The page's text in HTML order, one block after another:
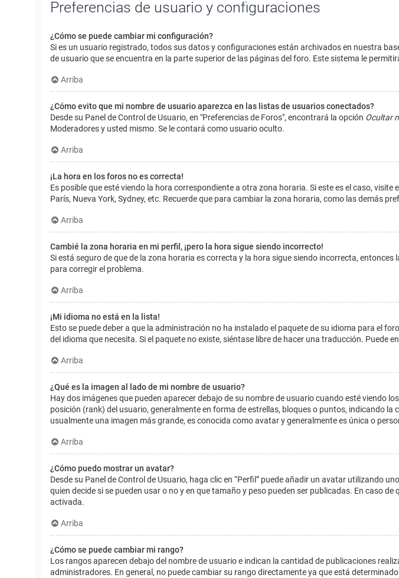
Preferencias de usuario y configuraciones
¿Cómo se puede cambiar mi configuración?
Si es un usuario registrado, todos sus datos y configuraciones están archivados en nuestra
de usuario que se encuentra en la parte superior de las páginas del foro. Este sistema le
Arriba
¿Cómo evito que mi nombre de usuario aparezca en las listas de usuarios conectados?
Desde su Panel de Control de Usuario, en "Preferencias de Foros", encontrará la opción Ocultar
Moderadores y usted mismo. Se le contará como usuario oculto.
Arriba
¡La hora en los foros no es correcta!
Es posible que esté viendo la hora correspondiente a otra zona horaria. Si este es el caso,
París, Nueva York, Sydney, etc. Recuerde que para cambiar la zona horaria, como las demás
Arriba
Cambié la zona horaria en mi perfil, ¡pero la hora sigue siendo incorrecto!
Si está seguro de que de la zona horaria es correcta y la hora sigue siendo incorrecta,
para corregir el problema.
Arriba
¡Mi idioma no está en la lista!
Esto se puede deber a que la administración no ha instalado el paquete de su idioma para el
del idioma que necesita. Si el paquete no existe, siéntase libre de hacer una traducción. Puede
Arriba
¿Qué es la imagen al lado de mi nombre de usuario?
Hay dos imágenes que pueden aparecer debajo de su nombre de usuario cuando esté viendo
posición (rank) del usuario, generalmente en forma de estrellas, bloques o puntos, indicando
usualmente una imagen más grande, es conocida como avatar y generalmente es única o
Arriba
¿Cómo puedo mostrar un avatar?
Desde su Panel de Control de Usuario, haga clic en “Perfil” puede añadir un avatar utilizando
quien decide si se pueden usar o no y en que tamaño y peso pueden ser publicadas. En caso
activada.
Arriba
¿Cómo se puede cambiar mi rango?
Los rangos aparecen debajo del nombre de usuario e indican la cantidad de publicaciones
administradores. En general, no puede cambiar su rango directamente ya que está